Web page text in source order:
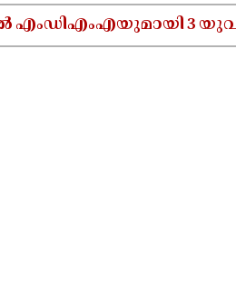
എംഡിഎംഎയുമായി 3